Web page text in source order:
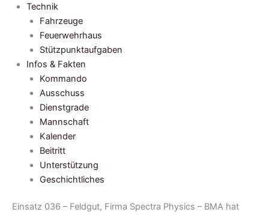
Technik
Fahrzeuge
Feuerwehrhaus
Stützpunktaufgaben
Infos & Fakten
Kommando
Ausschuss
Dienstgrade
Mannschaft
Kalender
Beitritt
Unterstützung
Geschichtliches
Einsatz 036 – Feldgut, Firma Spectra Physics – BMA hat